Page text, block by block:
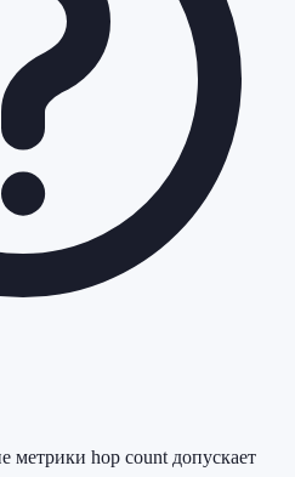
метрики hop count допускает